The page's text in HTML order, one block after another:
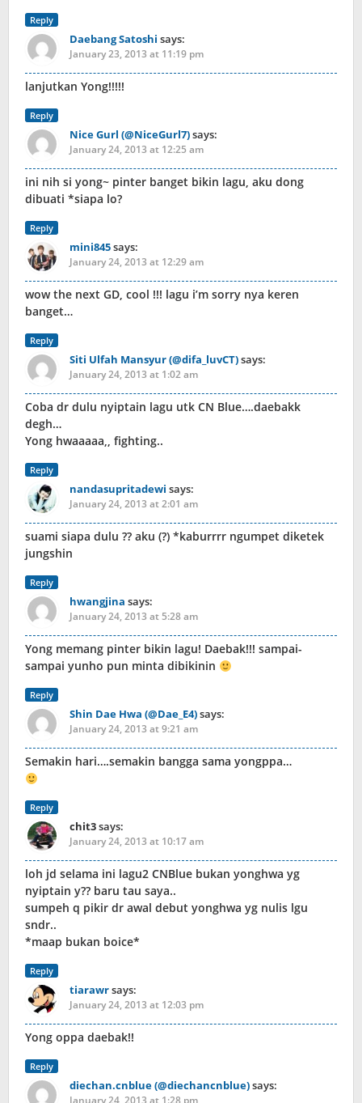
Reply
Daebang Satoshi says:
January 23, 2013 at 11:19 pm
lanjutkan Yong!!!!!
Reply
Nice Gurl (@NiceGurl7)says:
January 24, 2013 at 12:25 am
ini nih si yong~ pinter banget bikin lagu, aku dong
dibuati *siapa lo?
Reply
mini845says:
January 24, 2013 at 12:29 am
wow the next GD, cool !!! lagu i’m sorry nya keren
banget…
Reply
Siti Ulfah Mansyur (@difa_luvCT)says:
January 24, 2013 at 1:02 am
Coba dr dulu nyiptain lagu utk CN Blue….daebakk
degh…
Yong hwaaaaa,, fighting..
Reply
nandasupritadewi says:
January 24, 2013 at 2:01 am
suami siapa dulu ?? aku (?) *kaburrrr ngumpet diketek
jungshin
Reply
hwangjina says:
January 24, 2013 at 5:28 am
Yong memang pinter bikin lagu! Daebak!!! sampai-
sampai yunho pun minta dibikinin
Reply
Shin Dae Hwa (@Dae_E4)says:
January 24, 2013 at 9:21 am
Semakin hari….semakin bangga sama yongppa…
Reply
chit3says:
January 24, 2013 at 10:17 am
loh jd selama ini lagu2 CNBlue bukan yonghwa yg
nyiptain y?? baru tau saya..
sumpeh q pikir dr awal debut yonghwa yg nulis lgu
sndr..
*maap bukan boice*
Reply
tiarawrsays:
January 24, 2013 at 12:03 pm
Yong oppa daebak!!
Reply
diechan.cnblue (@diechancnblue)says: